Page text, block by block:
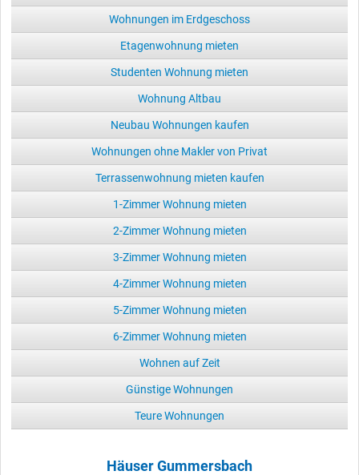
Wohnungen im Erdgeschoss
Etagenwohnung mieten
Studenten Wohnung mieten
Wohnung Altbau
Neubau Wohnungen kaufen
Wohnungen ohne Makler von Privat
Terrassenwohnung mieten kaufen
1-Zimmer Wohnung mieten
2-Zimmer Wohnung mieten
3-Zimmer Wohnung mieten
4-Zimmer Wohnung mieten
5-Zimmer Wohnung mieten
6-Zimmer Wohnung mieten
Wohnen auf Zeit
Günstige Wohnungen
Teure Wohnungen
Häuser Gummersbach